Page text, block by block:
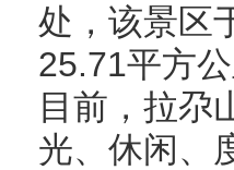
处，该景区
25.71平方
目前，拉尕
光、休闲、